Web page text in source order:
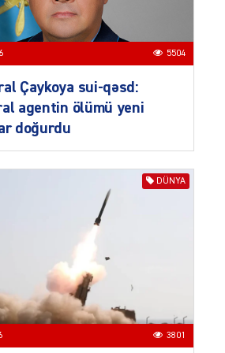
04.08.2026
04.08.2026
Müharibə Rusiyanın belini
bükür
4010
məşhur aktrisanın yeni
qazanc mənbəyi ortaya
çıxdı
04.08.2026 2176
5504
Çaykoya sui-qəsd:
agentin ölümü yeni
doğurdu
DÜNYA
3801